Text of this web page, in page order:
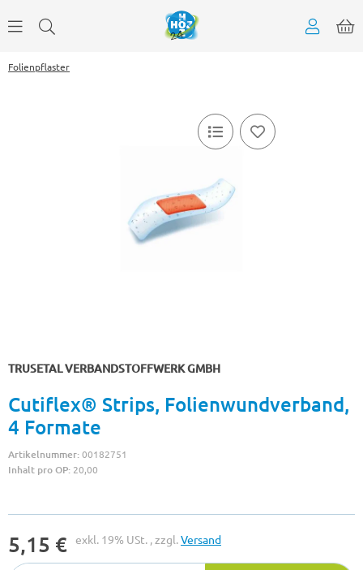
Folienpflaster
TRUSETAL VERBANDSTOFFWERK GMBH
Cutiflex® Strips, Folienwundverband,
4 Formate
Artikelnummer:00182751
Inhalt pro OP: 20,00
5,15 € exkl. 19% USt. , zzgl.Versand